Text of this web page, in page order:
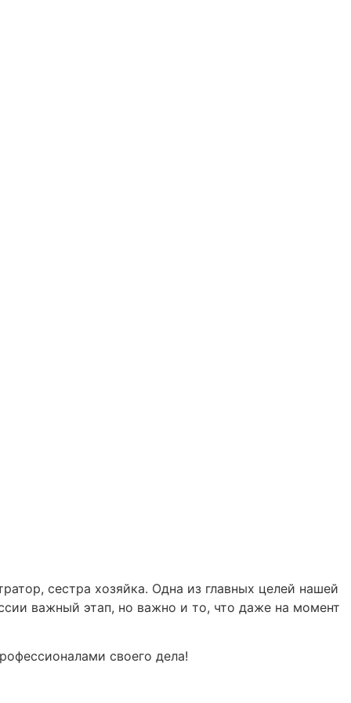
сестра хозяйка. Одна из главных целей нашей
важный этап, но важно и то, что даже на момент
своего дела!